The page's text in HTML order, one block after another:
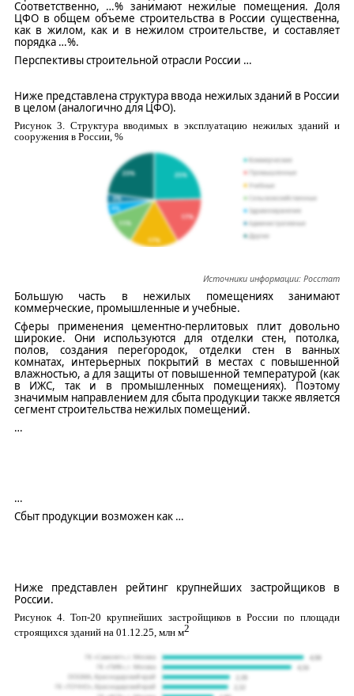
Соответственно, …% занимают нежилые помещения. Доля
ЦФО в общем объеме строительства в России существенна,
как в жилом, как и в нежилом строительстве, и составляет
порядка …%.
Перспективы строительной отрасли России …
Ниже представлена структура ввода нежилых зданий в России
в целом (аналогично для ЦФО).
Рисунок 3.Структура вводимых в эксплуатацию нежилых зданий и
сооружения в России, %
Источники информации: Росстат
Большую часть в нежилых помещениях занимают
коммерческие, промышленные и учебные.
Сферы применения цементно-перлитовых плит довольно
широкие. Они используются для отделки стен, потолка,
полов, создания перегородок, отделки стен в ванных
комнатах, интерьерных покрытий в местах с повышенной
влажностью, а для защиты от повышенной температурой (как
в ИЖС, так и в промышленных помещениях). Поэтому
значимым направлением для сбыта продукции также является
сегмент строительства нежилых помещений.
…
…
Сбыт продукции возможен как …
Ниже представлен рейтинг крупнейших застройщиков в
России.
Рисунок 4
Топ-20 крупнейших застройщиков в России по площади
строящихся зданий на 01.12.25, млн м2